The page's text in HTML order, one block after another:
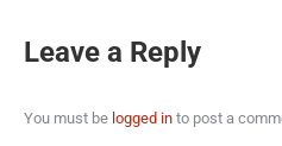
Leave a Reply
You must be logged in to post a